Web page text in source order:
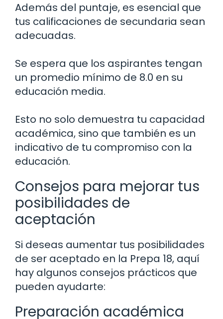
Además del puntaje, es esencial que
tus calificaciones de secundaria sean
adecuadas.
Se espera que los aspirantes tengan
un promedio mínimo de 8.0 en su
educación media.
Esto no solo demuestra tu capacidad
académica, sino que también es un
indicativo de tu compromiso con la
educación.
Consejos para mejorar tus
posibilidades de
aceptación
Si deseas aumentar tus posibilidades
de ser aceptado en la Prepa 18, aquí
hay algunos consejos prácticos que
pueden ayudarte:
Preparación académica